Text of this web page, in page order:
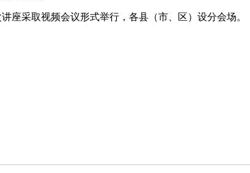
讲座采取视频会议形式举行，各县（市、区）设分会场。